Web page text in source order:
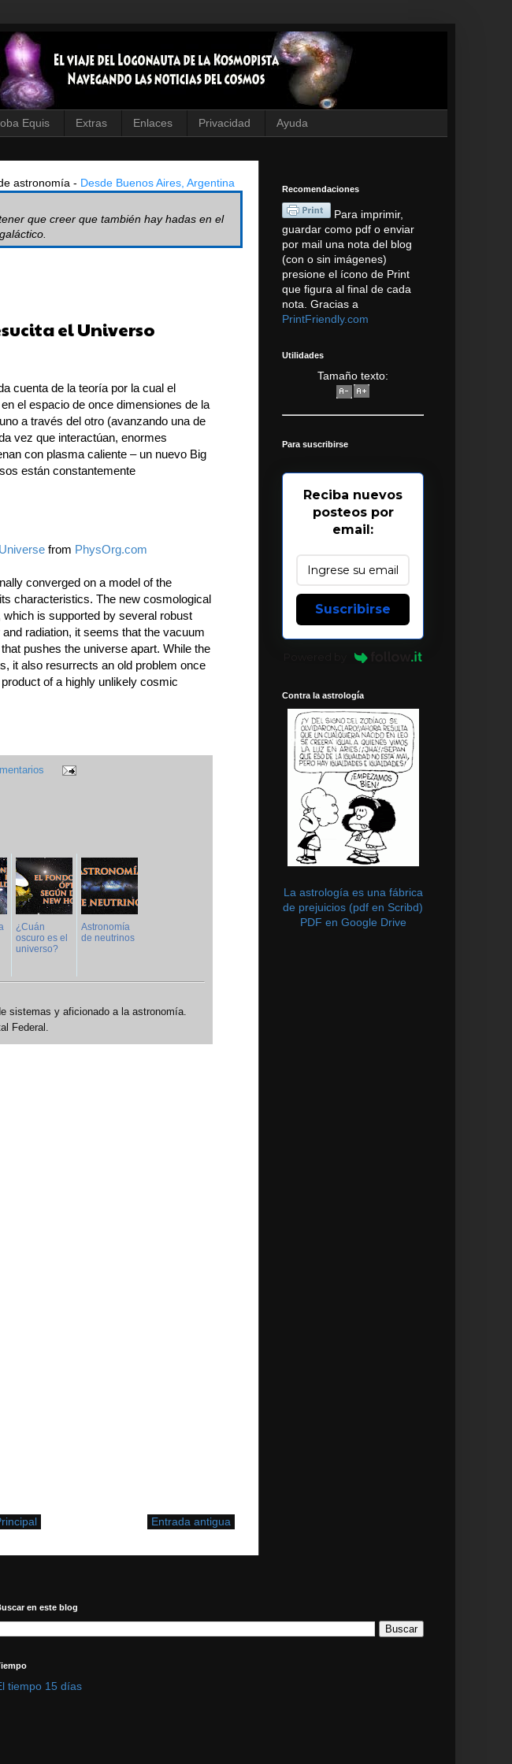
Equis Extras Enlaces Privacidad Ayuda
astronomía - Desde Buenos Aires, Argentina
que creer que también hay hadas en el
el Universo
cuenta de la teoría por la cual el
el espacio de once dimensiones de la
a través del otro (avanzando una de
vez que interactúan, enormes
con plasma caliente – un nuevo Big
están constantemente
from PhysOrg.com
converged on a model of the
characteristics. The new cosmological
is supported by several robust
radiation, it seems that the vacuum
pushes the universe apart. While the
it also resurrects an old problem once
of a highly unlikely cosmic
¿Cuán
oscuro es el
universo?
Astronomía
de neutrinos
sistemas y aficionado a la astronomía.
Federal.
Entrada antigua
Recomendaciones
Para imprimir,
guardar como pdf o enviar
por mail una nota del blog
(con o sin imágenes)
presione el ícono de Print
que figura al final de cada
nota. Gracias a
PrintFriendly.com
Utilidades
Tamaño texto:
Para suscribirse
Reciba nuevos
posteos por
email:
Suscribirse
Contra la astrología
La astrología es una fábrica
de prejuicios (pdf en Scribd)
PDF en Google Drive
en este blog
tiempo 15 días